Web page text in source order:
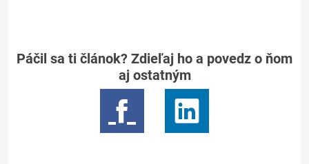
Páčil sa ti článok? Zdieľaj ho a povedz o ňom
aj ostatným